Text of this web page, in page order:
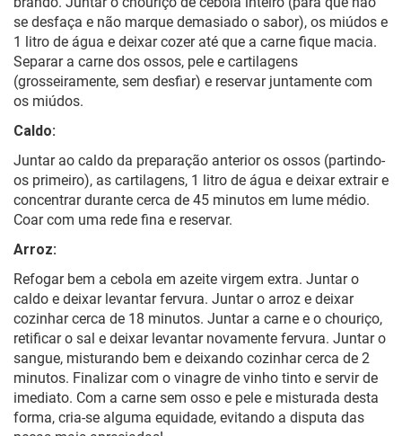
se desfaça e não marque demasiado o sabor), os miúdos e
1 litro de água e deixar cozer até que a carne fique macia.
Separar a carne dos ossos, pele e cartilagens
(grosseiramente, sem desfiar) e reservar juntamente com
os miúdos.
Caldo:
Juntar ao caldo da preparação anterior os ossos (partindo-
os primeiro), as cartilagens, 1 litro de água e deixar extrair e
concentrar durante cerca de 45 minutos em lume médio.
Coar com uma rede fina e reservar.
Arroz:
Refogar bem a cebola em azeite virgem extra. Juntar o
caldo e deixar levantar fervura. Juntar o arroz e deixar
cozinhar cerca de 18 minutos. Juntar a carne e o chouriço,
retificar o sal e deixar levantar novamente fervura. Juntar o
sangue, misturando bem e deixando cozinhar cerca de 2
minutos. Finalizar com o vinagre de vinho tinto e servir de
imediato. Com a carne sem osso e pele e misturada desta
forma, cria-se alguma equidade, evitando a disputa das